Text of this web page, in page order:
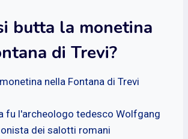
butta la monetina
di Trevi?
nella Fontana di Trevi
fu l'archeologo tedesco Wolfgang
dei salotti romani